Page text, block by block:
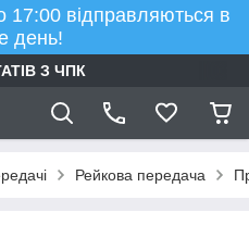
17:00 відправляються в
день!
З ЧПК
Рейкова передача